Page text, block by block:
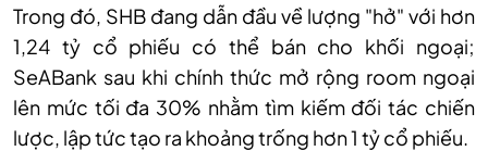
Trong đó, SHB đang dẫn đầu về lượng "hở" với hơn
1,24 tỷcổ phiếu có thể bán cho khối ngoại;
SeABank sau khi chính thức mở rộng room ngoại
lên mức tối đa 30% nhằm tìm kiếm đối tác chiến
lược, lập tức tạo ra khoảng trống hơn 1 tỷcổ phiếu.